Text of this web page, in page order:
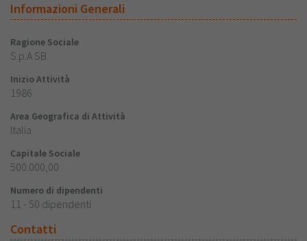
Informazioni Generali
Ragione Sociale
S.p.A SB
Inizio Attività
1986
Area Geografica di Attività
Italia
Capitale Sociale
500.000,00
Numero di dipendenti
11 - 50 dipendenti
Contatti